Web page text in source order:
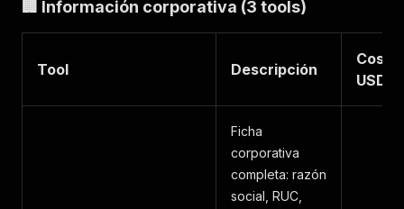
🏢 Información corporativa (3 tools)
Tool Descripción
Costo
USD
Ficha
corporativa
completa: razón
social, RUC,